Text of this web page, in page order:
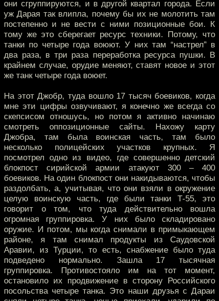
они сгруппируются, и в другой квартал города. Если
уж Дарая так влипла, почему бы их не молотить там
постепенно и не вести с ними позиционные бои. К
тому же это сберегает ресурс техники. Потому, что
танки по четыре года воюют. У них там “настрел” в
два раза, в три раза переработка ресурса пушки. В
крайнем случае, орудие меняют, ставят новое и этот
же танк четыре года воюет.
На этот Джобр, туда вошло 17 тысяч боевиков, когда
мне эти цифры озвучивают, я конечно же всегда со
скепсисом отношусь, но потом я активно начинаю
смотреть оппозиционные сайты. Нахожу карту
Джобра, там была воинская часть, там было
несколько полицейских участков крупных. Я
посмотрел одно из видео, где совершенно детский
блокпост сирийской армии атакуют 300 – 400
боевиков. На один блокпост они накидываются, чтобы
раздолбать, а, учитывая, что они взяли в окружение
целую воинскую часть, где были танки Т-55, это
говорит о том, что туда действительно вошла
огромная группировка. У них было складировано
оружие. И потом, мы когда снимали в примыкающем
районе, я там снимал продукты из Саудовской
Аравии, из Турции, то есть, снабжение было туда
подведено нормально. Зашла 17 тысячная
группировка. Противостояло им на тот момент,
остановило их продвижение в сторону Российского
посольства четыре танка. Это наши друзья с Дараи